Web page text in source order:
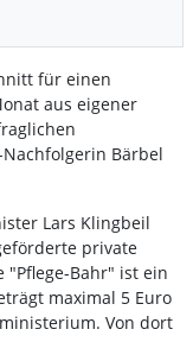
für einen
aus eigener
Bärbel
Lars Klingbeil
private
"Pflege-Bahr" ist ein
maximal 5 Euro
Von dort